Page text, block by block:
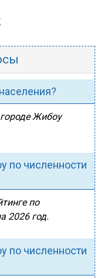
Жибоу
по численности
по
2026 год.
по численности